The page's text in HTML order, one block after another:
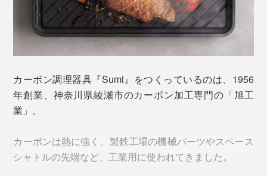
手頃に買えるスーパーの切り身も、炭焼きのお店の味に
変えてしまう魔法のプレート。あなたの家でお試しくだ
厚みのあるものを焼く場合は、アルミホイルをふたがわ
プレートは高熱になるので、持ち運びには鍋つかみを使
さい。
カーボン調理器具『Sumi』をつくっているのは、1956
年創業、神奈川県綾瀬市のカーボン加工専門の「旭工
業」。
カーボンは熱に強く、製鉄工場の機械パーツやスペース
シャトルの先端など、工業用に使われてきました。